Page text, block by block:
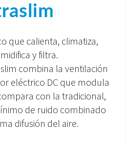
que calienta, climatiza,
y filtra.
combina la ventilación
eléctrico DC que modula
con la tradicional,
de ruido combinado
difusión del aire.